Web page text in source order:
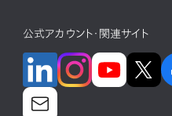
公式アカウント・関連サイト